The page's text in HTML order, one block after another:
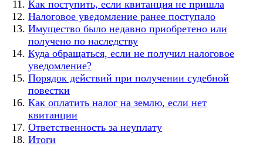
Как поступить, если квитанция не пришла
Налоговое уведомление ранее поступало
Имущество было недавно приобретено или
получено по наследству
Куда обращаться, если не получил налоговое
уведомление?
Порядок действий при получении судебной
повестки
Как оплатить налог на землю, если нет
квитанции
Ответственность за неуплату
Итоги